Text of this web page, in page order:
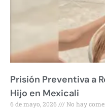
Prisión Preventiva a
Hijo en Mexicali
6 de mayo, 2026 No hay